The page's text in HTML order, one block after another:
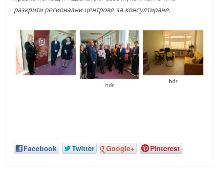
разкрити регионални центрове за консултиране.
hdr hdr
Facebook Twitter Google+ Pinterest